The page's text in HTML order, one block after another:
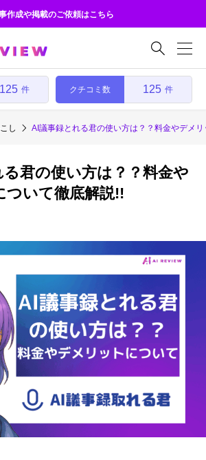
作成や掲載のご依頼はこちら

125 件 クチコミ数 125 件
し AI議事録とれる君の使い方は？？料金やデメ
君の使い方は？？料金や
ついて徹底解説!!